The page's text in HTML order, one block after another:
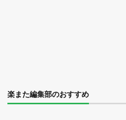
楽また編集部のおすすめ